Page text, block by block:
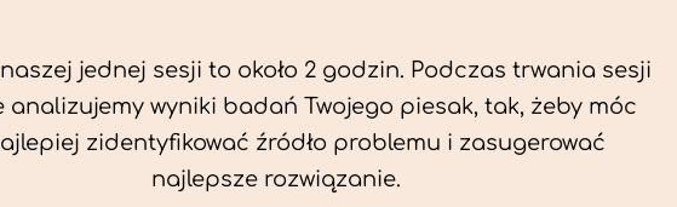
naszej jednej sesji to około 2 godzin. Podczas trwania sesji
analizujemy wyniki badań Twojego piesak, tak, żeby móc
zidentyfikować źródło problemu i zasugerować
najlepsze rozwiązanie.